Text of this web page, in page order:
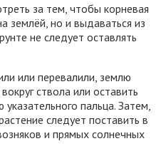
за тем, чтобы корневая
землёй, но и выдаваться из
не следует оставлять
или перевалили, землю
ствола или оставить
пальца. Затем,
следует поставить в
и прямых солнечных